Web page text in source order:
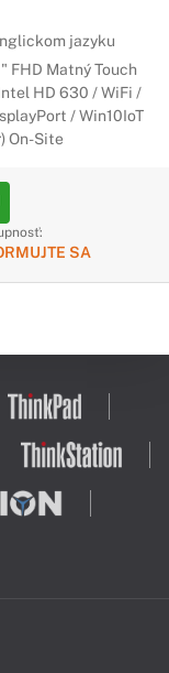
jazyku
FHD Matný Touch
HD 630 / WiFi /
/ Win10IoT
On-Site
SA